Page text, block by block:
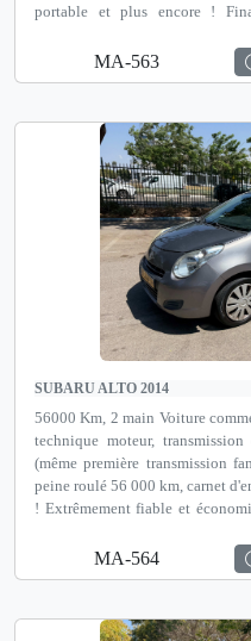
portable et plus encore !
technique avant achat agréé
Pinkas 35, Netanya.
MA-563
SUBARU ALTO 2014
56000 Km, 2 main Voiture
technique moteur,
(même première transmission
peine roulé 56 000 km, carnet
! Extrêmement fiable et
Autotest Netanya, un institut
par le ministère des Transports,
MA-564